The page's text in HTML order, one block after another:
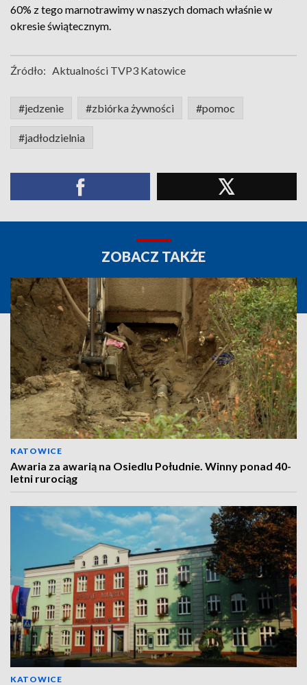
60% z tego marnotrawimy w naszych domach właśnie w
okresie świątecznym.
Źródło: Aktualności TVP3 Katowice
#jedzenie #zbiórka żywności #pomoc
#jadłodzielnia
ZOBACZ TAKŻE
KATOWICE
Awaria za awarią na Osiedlu Południe. Winny ponad 40-
letni rurociąg
KATOWICE